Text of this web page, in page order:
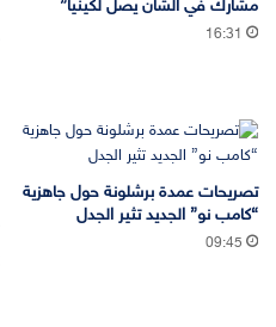
مشارك في الشان يصل لكينيا”
16:31
تصريحات عمدة برشلونة حول جاهزية
“كامب نو” الجديد تثير الجدل
09:45